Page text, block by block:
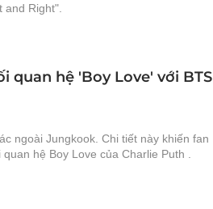
Right".
quan hệ 'Boy Love' với BTS
ngoài Jungkook. Chi tiết này khiến fan
hệ Boy Love của Charlie Puth .